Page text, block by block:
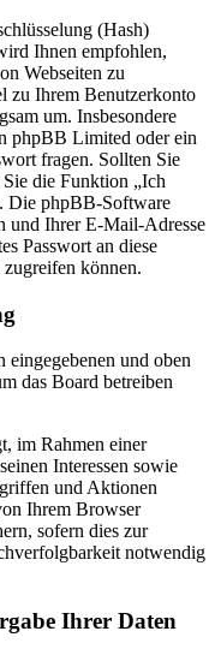
(Hash)
Ihnen empfohlen,
Webseiten zu
zu Ihrem Benutzerkonto
um. Insbesondere
phpBB Limited oder ein
fragen. Sollten Sie
die Funktion „Ich
Die phpBB-Software
und Ihrer E-Mail-Adresse
Passwort an diese
können.
eingegebenen und oben
das Board betreiben
im Rahmen einer
Interessen sowie
und Aktionen
Ihrem Browser
sofern dies zur
notwendig
Ihrer Daten